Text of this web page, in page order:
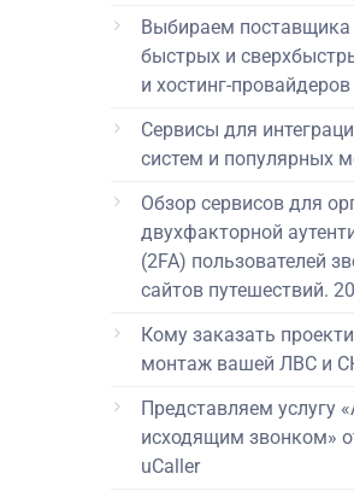
Выбираем поставщика
быстрых и
и хостинг-провайдеров
Сервисы для
систем и популярных
Обзор сервисов для
двухфакторной
(2FA) пользователей
сайтов путешествий.
Кому заказать
монтаж вашей ЛВС и
Представляем услугу
исходящим звонком»
uCaller